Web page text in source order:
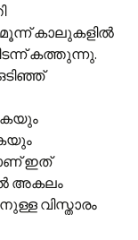
മൂ‍ന്ന് കാലുകളില്‍
കത്തുന്നു.
ഇത്
അകലം
വിസ്താരം